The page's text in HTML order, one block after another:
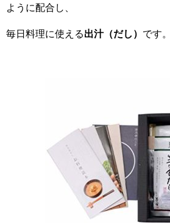
ように配合し、
毎日料理に使える出汁（だし） です。